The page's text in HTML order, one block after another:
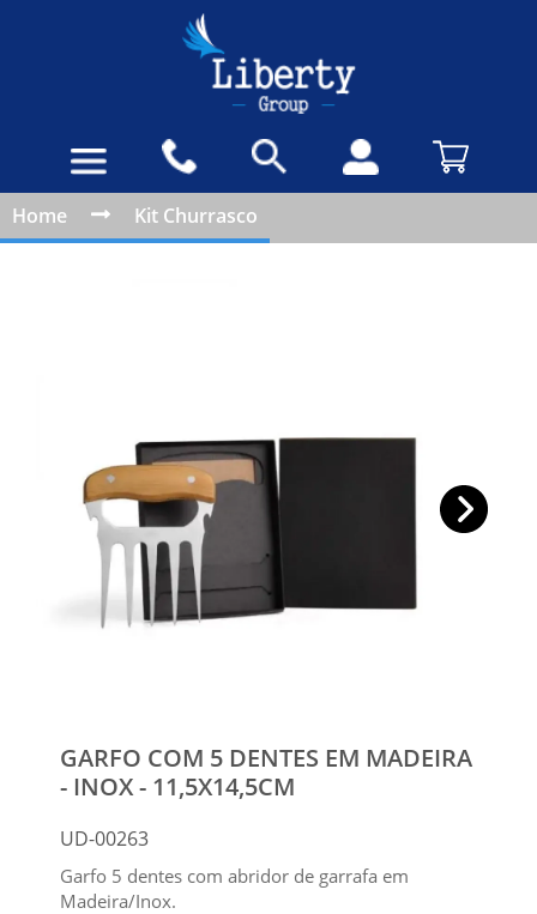
Home Kit Churrasco
GARFO COM 5 DENTES EM MADEIRA
- INOX - 11,5X14,5CM
UD-00263
Garfo 5 dentes com abridor de garrafa em
Madeira/Inox.